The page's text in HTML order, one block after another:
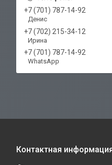
+7 (701) 787-14-92
Денис
+7 (702) 215-34-12
Ирина
+7 (701) 787-14-92
WhatsApp